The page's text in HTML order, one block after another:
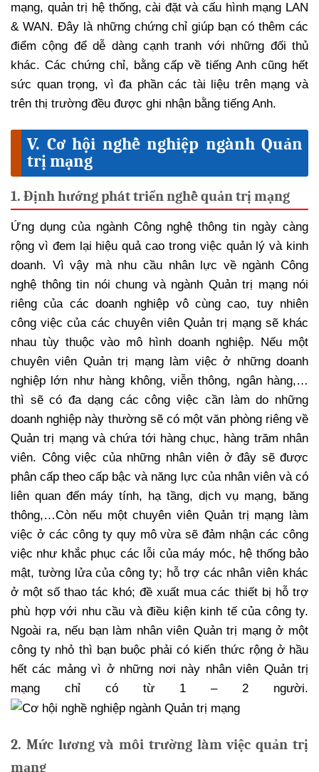
mạng, quản trị hệ thống, cài đặt và cấu hình mạng LAN
& WAN. Đây là những chứng chỉ giúp bạn có thêm các
điểm cộng để dễ dàng cạnh tranh với những đối thủ
khác. Các chứng chỉ, bằng cấp về tiếng Anh cũng hết
sức quan trọng, vì đa phần các tài liệu trên mạng và
trên thị trường đều được ghi nhận bằng tiếng Anh.
V. Cơ hội nghề nghiệp ngành Quản
trị mạng
1. Định hướng phát triển nghề quản trị mạng
Ứng dụng của ngành Công nghệ thông tin ngày càng
rộng vì đem lại hiệu quả cao trong việc quản lý và kinh
doanh. Vì vậy mà nhu cầu nhân lực về ngành Công
nghệ thông tin nói chung và ngành Quản trị mạng nói
riêng của các doanh nghiệp vô cùng cao, tuy nhiên
công việc của các chuyên viên Quản trị mạng sẽ khác
nhau tùy thuộc vào mô hình doanh nghiệp. Nếu một
chuyên viên Quản trị mạng làm việc ở những doanh
nghiệp lớn như hàng không, viễn thông, ngân hàng,…
thì sẽ có đa dạng các công việc cần làm do những
doanh nghiệp này thường sẽ có một văn phòng riêng về
Quản trị mạng và chứa tới hàng chục, hàng trăm nhân
viên. Công việc của những nhân viên ở đây sẽ được
phân cấp theo cấp bậc và năng lực của nhân viên và có
liên quan đến máy tính, hạ tầng, dịch vụ mạng, băng
thông,…Còn nếu một chuyên viên Quản trị mạng làm
việc ở các công ty quy mô vừa sẽ đảm nhận các công
việc như khắc phục các lỗi của máy móc, hệ thống bảo
mật, tường lửa của công ty; hỗ trợ các nhân viên khác
ở một số thao tác khó; đề xuất mua các thiết bị hỗ trợ
phù hợp với nhu cầu và điều kiện kinh tế của công ty.
Ngoài ra, nếu bạn làm nhân viên Quản trị mạng ở một
công ty nhỏ thì bạn buộc phải có kiến thức rộng ở hầu
hết các mảng vì ở những nơi này nhân viên Quản trị
mạng chỉ có từ 1 – 2 người.
2. Mức lương và môi trường làm việc quản trị
mạng